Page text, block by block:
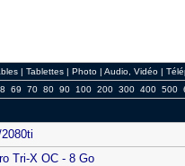
|Tablettes |Photo |Audio, Vidéo |
69 70 80 90 100 200 300 400 500
Tri-X OC - 8 Go